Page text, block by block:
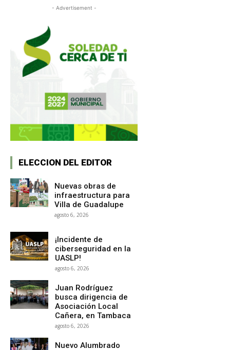
- Advertisement -
ELECCION DEL EDITOR
Nuevas obras de
infraestructura para
Villa de Guadalupe
agosto 6, 2026
¡Incidente de
ciberseguridad en la
UASLP!
agosto 6, 2026
Juan Rodríguez
busca dirigencia de
Asociación Local
Cañera, en Tambaca
agosto 6, 2026
Nuevo Alumbrado